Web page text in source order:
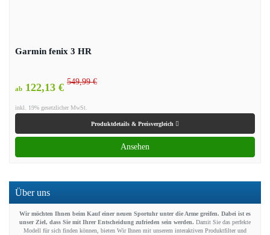
Garmin fenix 3 HR
ab 122,13 € 549,99 €
inkl. 19% gesetzlicher MwSt.
Produktdetails & Preisvergleich
Ansehen
Über uns
Wir möchten Ihnen beim Kauf einer neuen Sportuhr unter die Arme greifen. Dabei ist es
unser Ziel, dass Sie mit Ihrer Entscheidung zufrieden sein werden. Damit Sie das perfekte
Modell für sich finden können, bieten Wir Ihnen mit unserem interaktiven Produktfilter und